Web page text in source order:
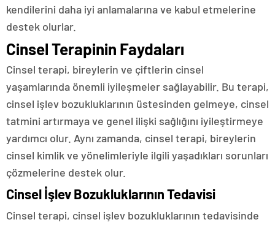
kendilerini daha iyi anlamalarına ve kabul etmelerine
destek olurlar.
Cinsel Terapinin Faydaları
Cinsel terapi, bireylerin ve çiftlerin cinsel
yaşamlarında önemli iyileşmeler sağlayabilir. Bu terapi,
cinsel işlev bozukluklarının üstesinden gelmeye, cinsel
tatmini artırmaya ve genel ilişki sağlığını iyileştirmeye
yardımcı olur. Aynı zamanda, cinsel terapi, bireylerin
cinsel kimlik ve yönelimleriyle ilgili yaşadıkları sorunları
çözmelerine destek olur.
Cinsel İşlev Bozukluklarının Tedavisi
Cinsel terapi, cinsel işlev bozukluklarının tedavisinde